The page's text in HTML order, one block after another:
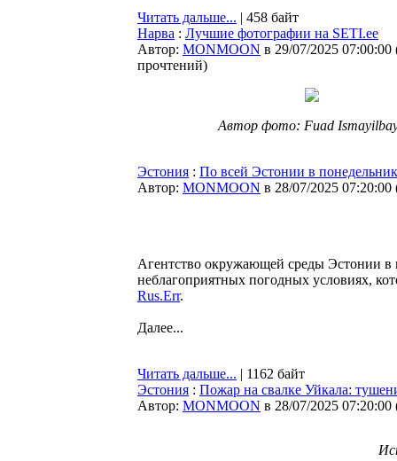
Читать дальше... | 458 байт
Нарва : Лучшие фотографии на SETI.ee
Автор: MONMOON в 29/07/2025 07:00:00
прочтений)
Автор фото: Fuad
Эстония : По всей Эстонии в
Автор: MONMOON в 28/07/2025 07:20:00
Агентство окружающей среды Эстонии в
неблагоприятных погодных условиях,
Rus.Err.
Далее...
Читать дальше... | 1162 байт
Эстония : Пожар на свалке Уйкала:
Автор: MONMOON в 28/07/2025 07:20:00